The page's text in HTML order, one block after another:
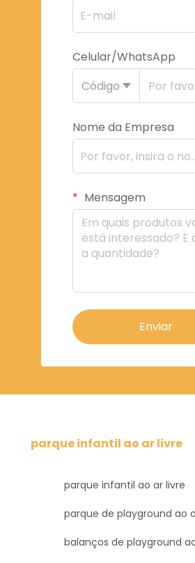
Celular/WhatsApp
Código
Nome da Empresa
Mensagem
Enviar
parque infantil ao ar livre
parque infantil ao ar livre
parque de playground ao
balanços de playground